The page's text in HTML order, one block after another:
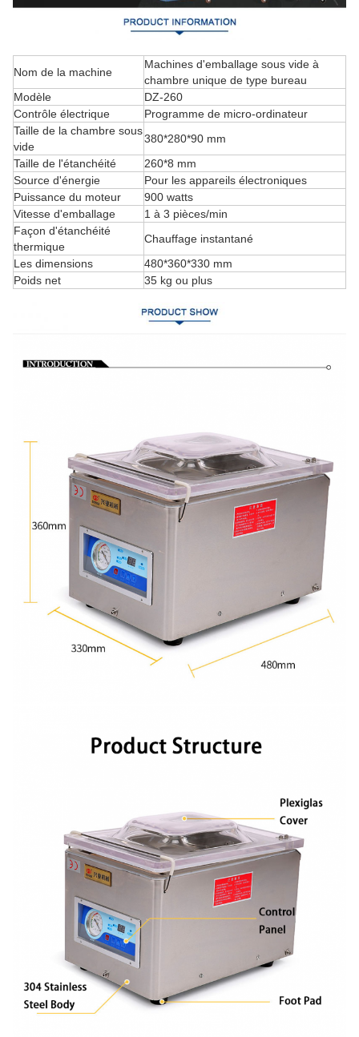
Nom de la machine
Machines d'emballage sous vide à
chambre unique de type bureau
Modèle
DZ-260
Contrôle électrique
Programme de micro-ordinateur
Taille de la chambre sous
vide
380*280*90 mm
Taille de l'étanchéité
260*8 mm
Source d'énergie
Pour les appareils électroniques
Puissance du moteur
900 watts
Vitesse d'emballage
1 à 3 pièces/min
Façon d'étanchéité
thermique
Chauffage instantané
Les dimensions
480*360*330 mm
Poids net
35 kg ou plus